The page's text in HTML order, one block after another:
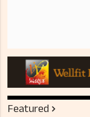
Featured